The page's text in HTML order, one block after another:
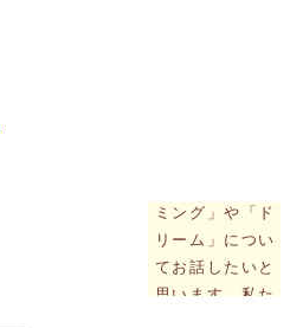
ミング」や「ド
リーム」につい
てお話したいと
思います。私た